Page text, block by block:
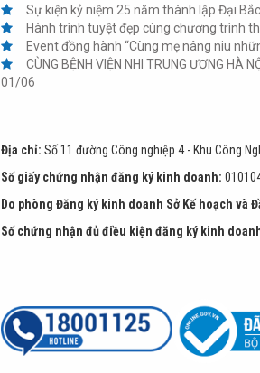
Sự kiện kỷ niệm 25 năm thành lập Đại
Hành trình tuyệt đẹp cùng chương trình
Event đồng hành “Cùng mẹ nâng niu
CÙNG BỆNH VIỆN NHI TRUNG ƯƠNG HÀ
01/06
Địa chỉ: Số 11 đường Công nghiệp 4 - Khu Công
Số giấy chứng nhận đăng ký kinh doanh:
Do phòng Đăng ký kinh doanh Sở Kế hoạch và
Số chứng nhận đủ điều kiện đăng ký kinh